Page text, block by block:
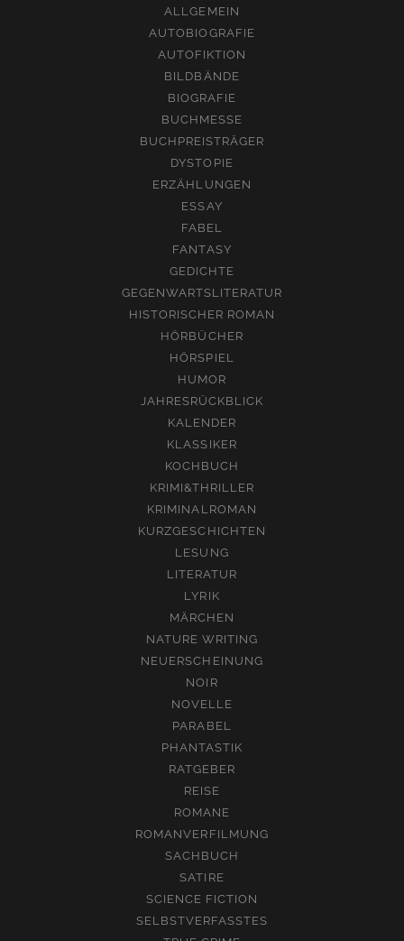
ALLGEMEIN
AUTOBIOGRAFIE
AUTOFIKTION
BILDBÄNDE
BIOGRAFIE
BUCHMESSE
BUCHPREISTRÄGER
DYSTOPIE
ERZÄHLUNGEN
ESSAY
FABEL
FANTASY
GEDICHTE
GEGENWARTSLITERATUR
HISTORISCHER ROMAN
HÖRBÜCHER
HÖRSPIEL
HUMOR
JAHRESRÜCKBLICK
KALENDER
KLASSIKER
KOCHBUCH
KRIMI&THRILLER
KRIMINALROMAN
KURZGESCHICHTEN
LESUNG
LITERATUR
LYRIK
MÄRCHEN
NATURE WRITING
NEUERSCHEINUNG
NOIR
NOVELLE
PARABEL
PHANTASTIK
RATGEBER
REISE
ROMANE
ROMANVERFILMUNG
SACHBUCH
SATIRE
SCIENCE FICTION
SELBSTVERFASSTES